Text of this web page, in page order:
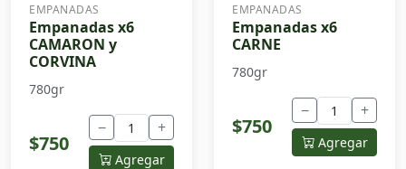
EMPANADAS
Empanadas x6
CAMARON y
CORVINA
780gr
$750
− +
Agregar
EMPANADAS
Empanadas x6
CARNE
780gr
$750
− +
Agregar